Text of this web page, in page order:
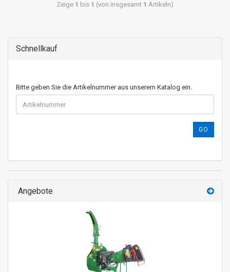
Zeige 1 bis 1 (von insgesamt 1 Artikeln)
Schnellkauf
Bitte geben Sie die Artikelnummer aus unserem Katalog ein.
GO
Angebote